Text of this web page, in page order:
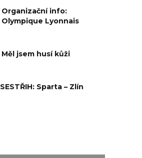
Organizační info:
Olympique Lyonnais
Měl jsem husí kůži
SESTŘIH: Sparta – Zlín